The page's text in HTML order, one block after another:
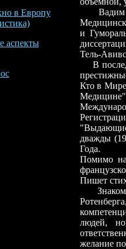
в Европу
аспекты
Вадим
и
Тель-
В
Кто в
дважды
Года.
Помимо
Пишет
людей,
желание